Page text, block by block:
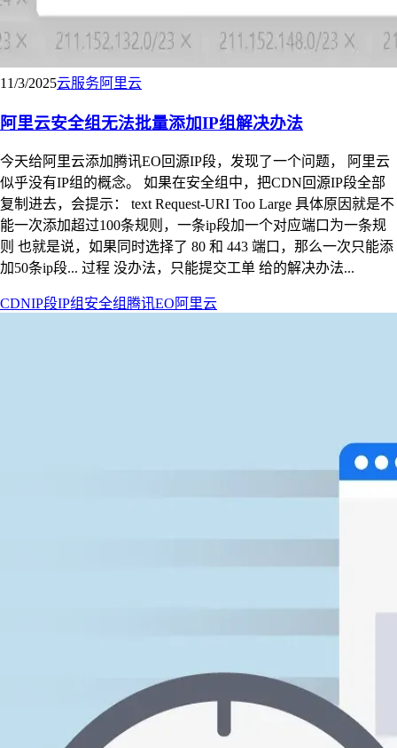
11/3/2025云服务阿里云
阿里云安全组无法批量添加IP组解决办法
今天给阿里云添加腾讯EO回源IP段，发现了一个问题， 阿里云
似乎没有IP组的概念。 如果在安全组中，把CDN回源IP段全部
复制进去，会提示： text Request-URI Too Large 具体原因就是不
能一次添加超过100条规则，一条ip段加一个对应端口为一条规
则 也就是说，如果同时选择了 80 和 443 端口，那么一次只能添
加50条ip段... 过程 没办法，只能提交工单 给的解决办法...
CDNIP段IP组 安全组 腾讯EO 阿里云